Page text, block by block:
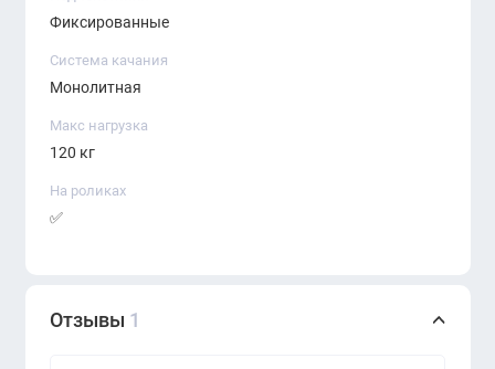
Фиксированные
Система качания
Монолитная
Макс нагрузка
120 кг
На роликах
✅
Отзывы 1